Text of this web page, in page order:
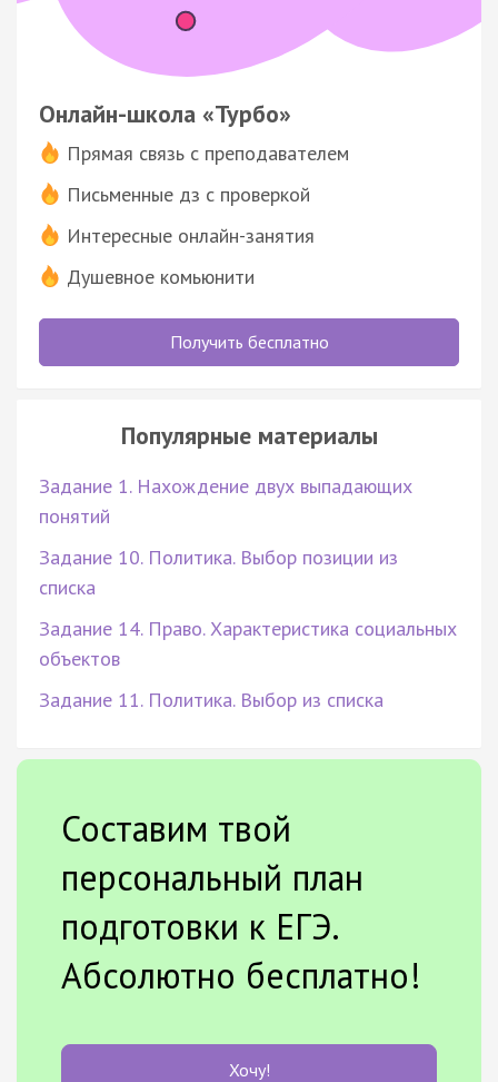
Онлайн-школа «Турбо»
Прямая связь с преподавателем
Письменные дз с проверкой
Интересные онлайн-занятия
Душевное комьюнити
Получить бесплатно
Популярные материалы
Задание 1. Нахождение двух выпадающих
понятий
Задание 10. Политика. Выбор позиции из
списка
Задание 14. Право. Характеристика социальных
объектов
Задание 11. Политика. Выбор из списка
Составим твой
персональный план
подготовки к ЕГЭ.
Абсолютно бесплатно!
Хочу!